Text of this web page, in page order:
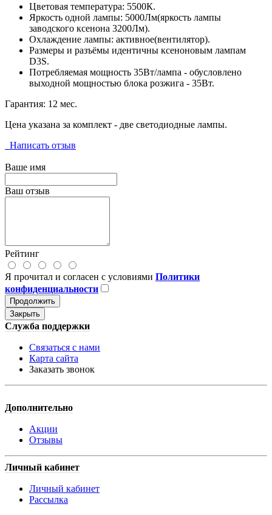
Цветовая температура: 5500К.
Яркость одной лампы: 5000Лм(яркость лампы
заводского ксенона 3200Лм).
Охлаждение лампы: активное(вентилятор).
Размеры и разъёмы идентичны ксеноновым лампам
D3S.
Потребляемая мощность 35Вт/лампа - обусловлено
выходной мощностью блока розжига - 35Вт.
Гарантия: 12 мес.
Цена указана за комплект - две светодиодные лампы.
Написать отзыв
Ваше имя
Ваш отзыв
Рейтинг
Я прочитал и согласен с условиями Политики
конфиденциальности
Продолжить
Закрыть
Служба поддержки
Связаться с нами
Карта сайта
Заказать звонок
Дополнительно
Акции
Отзывы
Личный кабинет
Личный кабинет
Рассылка